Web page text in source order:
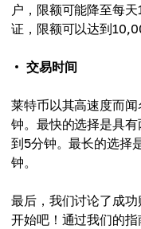
户，限额可能降至每
证，限额可以达到
交易时间
莱特币以其高速度而
钟。最快的选择是具
到5分钟。最长的选择
钟。
最后，我们讨论了成
开始吧！通过我们的指